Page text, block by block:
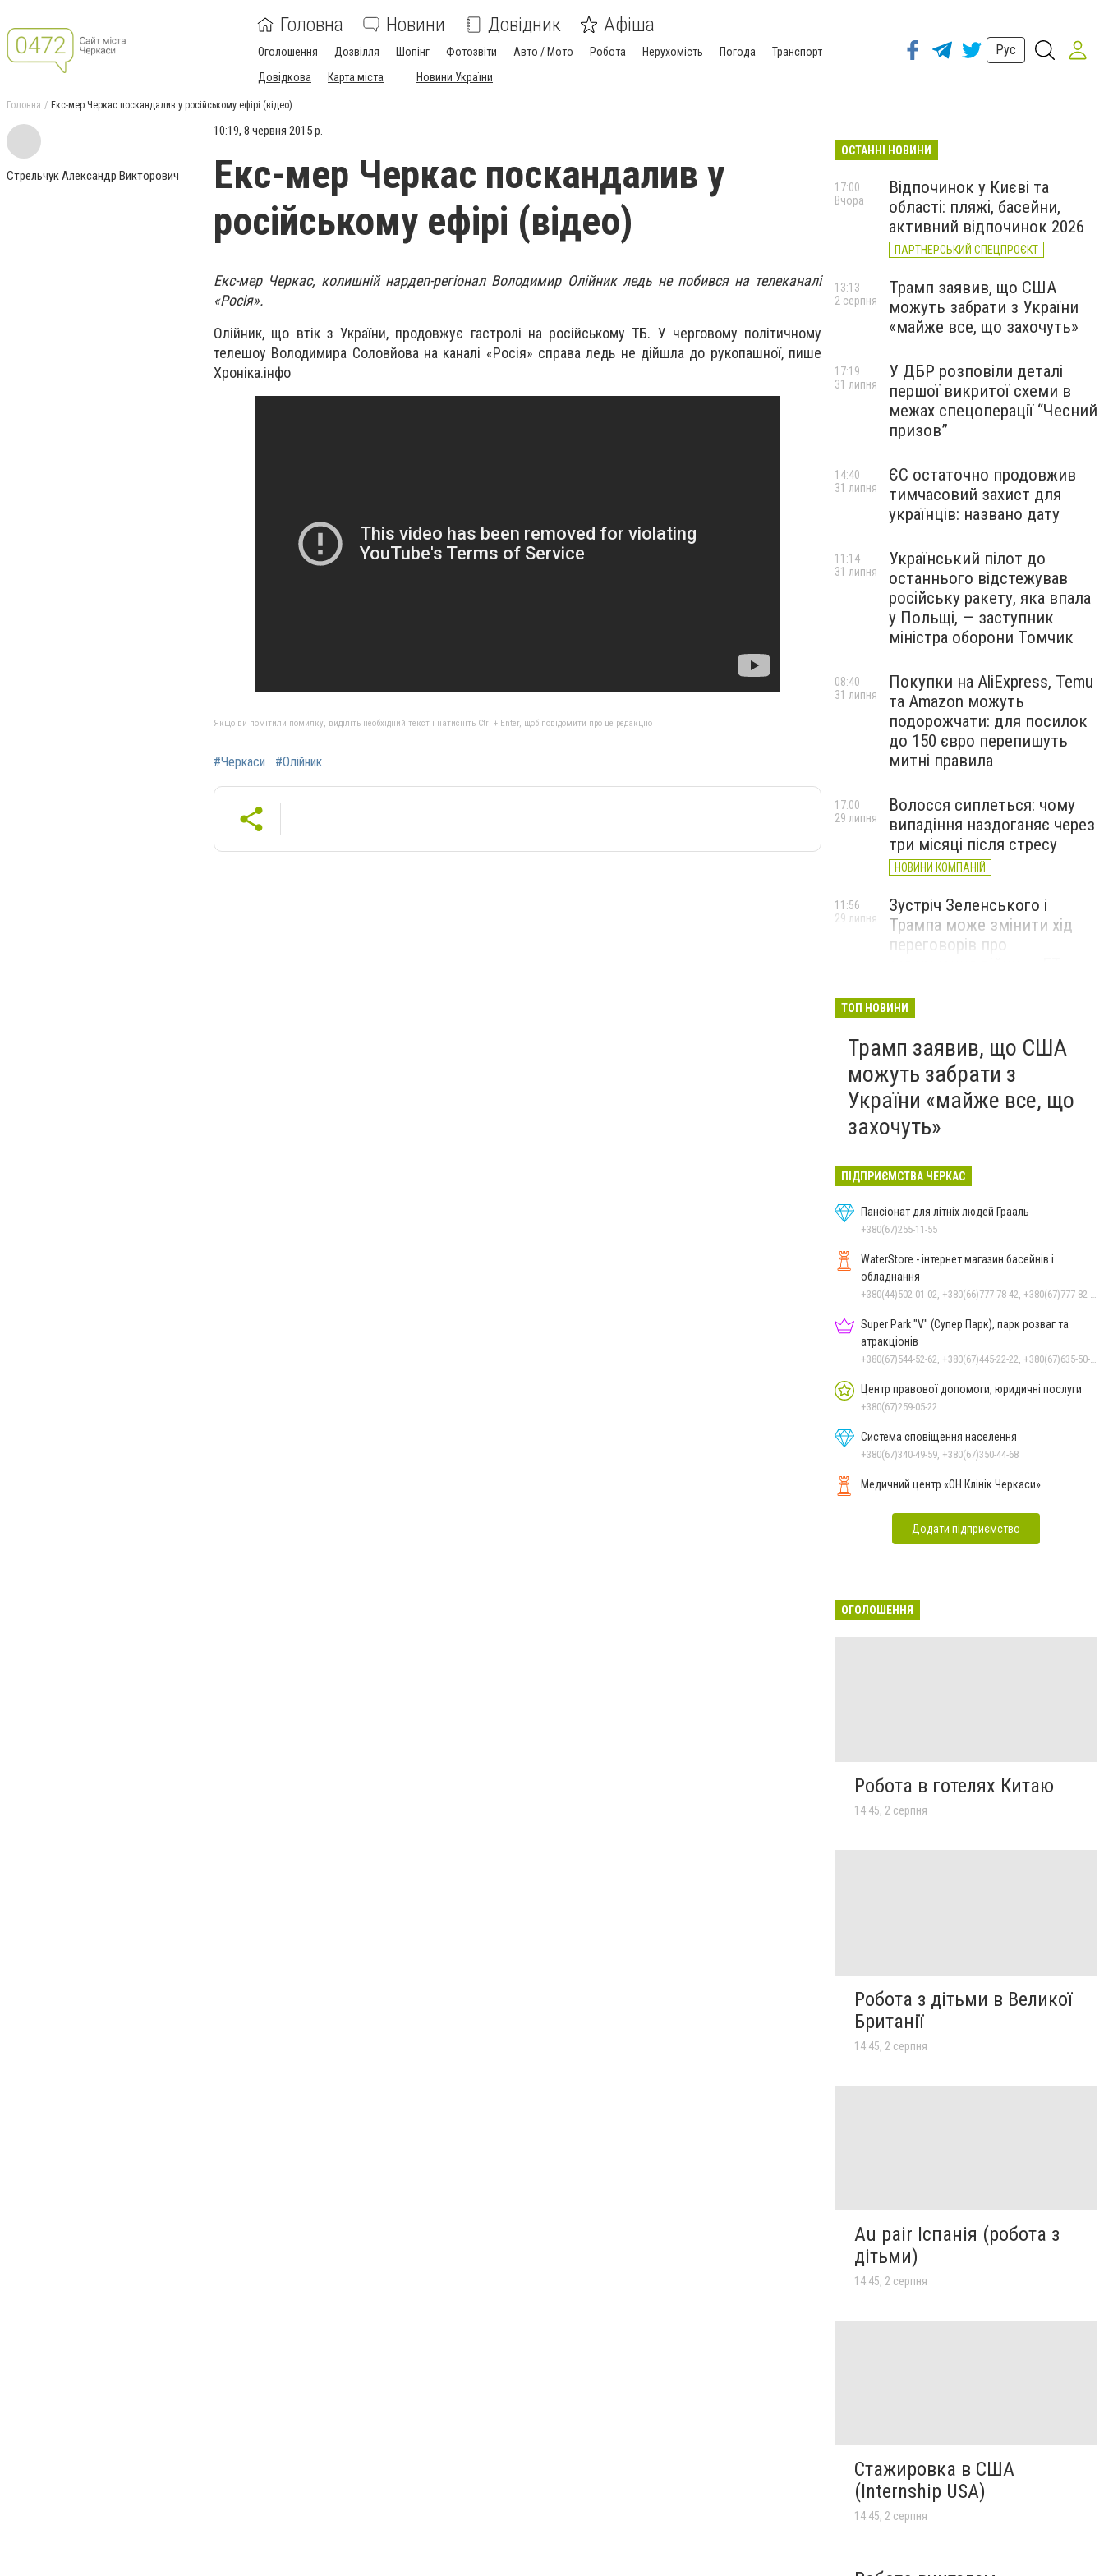
Головна Новини Довідник Афіша
Оголошення Дозвілля Шопінг Фотозвіти Авто / Мото Робота Нерухомість Погода
Транспорт
Довідкова
Карта міста Новини України
Рус
Головна Екс-мер Черкас поскандалив у російському ефірі (відео)
Стрельчук Александр Викторович
10:19, 8 червня 2015 р.
Екс-мер Черкас поскандалив у
російському ефірі (відео)
Екс-мер Черкас, колишній нардеп-регіонал Володимир Олійник ледь не побився на телеканалі
«Росія».
Олійник, що втік з України, продовжує гастролі на російському ТБ. У черговому політичному
телешоу Володимира Соловйова на каналі «Росія» справа ледь не дійшла до рукопашної, пише
Хроніка.інфо
Якщо ви помітили помилку, виділіть необхідний текст і натисніть Ctrl + Enter, щоб повідомити про це редакцію
#Черкаси #Олійник
ОСТАННІ НОВИНИ
Відпочинок у Києві та
області: пляжі, басейни,
активний відпочинок 2026
ПАРТНЕРСЬКИЙ СПЕЦПРОЄКТ
17:00
Вчора
Трамп заявив, що США
можуть забрати з України
«майже все, що захочуть»
13:13
2 серпня
У ДБР розповіли деталі
першої викритої схеми в
межах спецоперації “Чесний
призов”
17:19
31 липня
ЄС остаточно продовжив
тимчасовий захист для
українців: названо дату
14:40
31 липня
Український пілот до
останнього відстежував
російську ракету, яка впала
у Польщі, — заступник
міністра оборони Томчик
11:14
31 липня
Покупки на AliExpress, Temu
та Amazon можуть
подорожчати: для посилок
до 150 євро перепишуть
митні правила
08:40
31 липня
Волосся сиплеться: чому
випадіння наздоганяє через
три місяці після стресу
НОВИНИ КОМПАНІЙ
17:00
29 липня
Зустріч Зеленського і
Трампа може змінити хід
переговорів про
11:56
29 липня
ТОП НОВИНИ
Трамп заявив, що США
можуть забрати з
України «майже все, що
захочуть»
ПІДПРИЄМСТВА ЧЕРКАС
Пансіонат для літніх людей Грааль
+380(67)255-11-55
WaterStore - інтернет магазин басейнів і
обладнання
+380(44)502-01-02, +380(66)777-78-42, +380(67)777-82-19, +380(67)890-80-80, +380(73)890-80-80, +380(44)502-01-03
Super Park "V" (Супер Парк), парк розваг та
атракціонів
+380(67)544-52-62, +380(67)445-22-22, +380(67)635-50-50
Центр правової допомоги, юридичні послуги
+380(67)259-05-22
Система сповіщення населення
+380(67)340-49-59, +380(67)350-44-68
Медичний центр «ОН Клінік Черкаси»
Додати підприємство
ОГОЛОШЕННЯ
Робота в готелях Китаю
14:45, 2 серпня
Робота з дітьми в Великої
Британії
14:45, 2 серпня
Au pair Іспанія (робота з
дітьми)
14:45, 2 серпня
Стажировка в США
(Internship USA)
14:45, 2 серпня